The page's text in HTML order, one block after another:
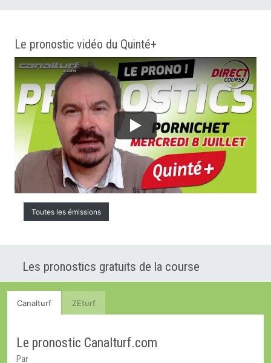
Le pronostic vidéo du Quinté+
Toutes les émissions
Les pronostics gratuits de la course
Canalturf ZEturf
Le pronostic Canalturf.com
Par